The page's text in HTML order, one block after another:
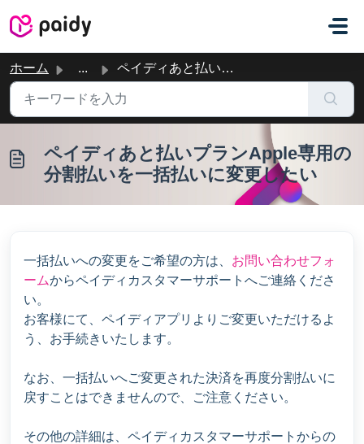
ホーム ... ペイディあと払いプランApple専用の分割払いを一括払いに変更したい
ペイディあと払いプランApple専用の
分割払いを一括払いに変更したい
一括払いへの変更をご希望の方は、 お問い合わせフォ
ームからペイディカスタマーサポートへご連絡くださ
い。
お客様にて、ペイディアプリよりご変更いただけるよ
う、お手続きいたします。
なお、一括払いへご変更された決済を再度分割払いに
戻すことはできませんので、ご注意ください。
その他の詳細は、ペイディカスタマーサポートからの